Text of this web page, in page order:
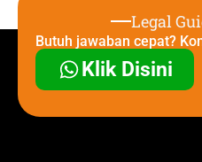
Legal
Butuh jawaban cepat?
Klik Disini